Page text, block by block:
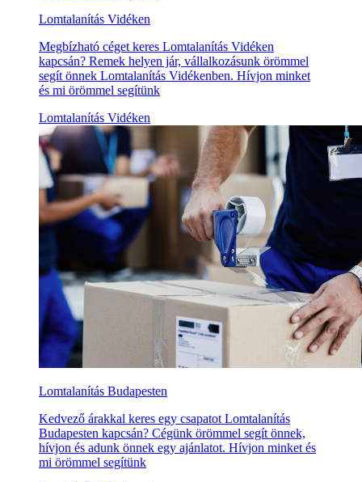
Lomtalanítás Vidéken
Megbízható céget keres Lomtalanítás Vidéken
kapcsán? Remek helyen jár, vállalkozásunk örömmel
segít önnek Lomtalanítás Vidékenben. Hívjon minket
és mi örömmel segítünk
Lomtalanítás Vidéken
Lomtalanítás Budapesten
Kedvező árakkal keres egy csapatot Lomtalanítás
Budapesten kapcsán? Cégünk örömmel segít önnek,
hívjon és adunk önnek egy ajánlatot. Hívjon minket és
mi örömmel segítünk